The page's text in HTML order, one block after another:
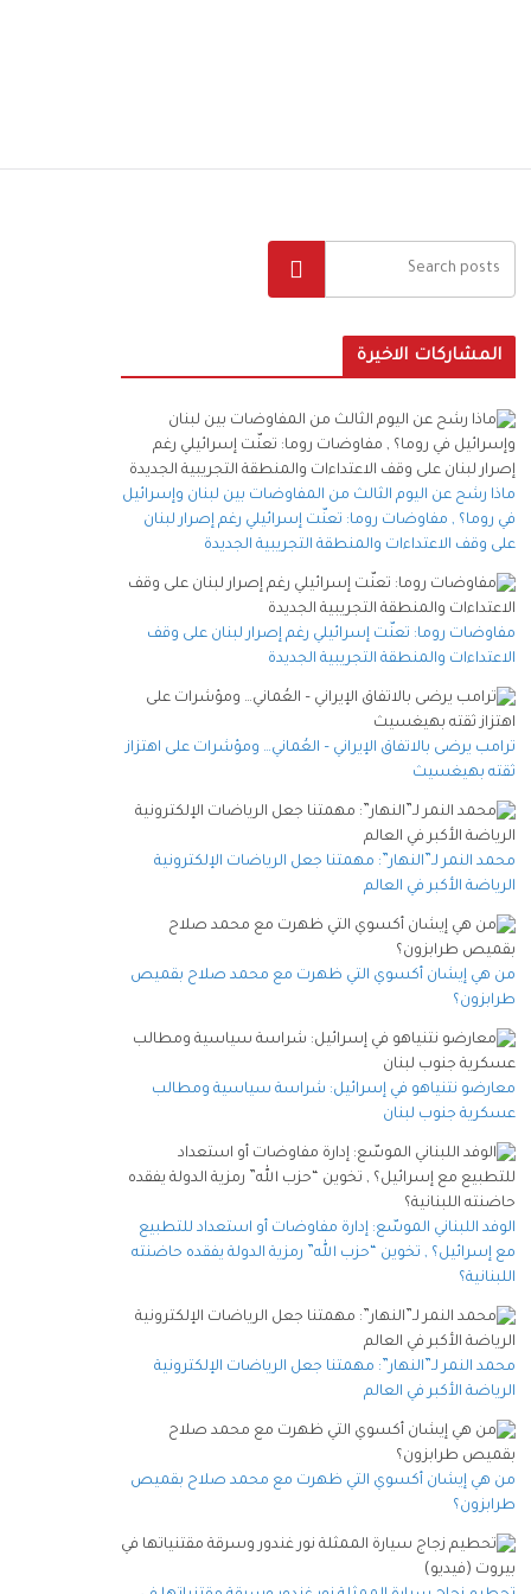
المشاركات الاخيرة
ماذا رشح عن اليوم الثالث من المفاوضات بين لبنان وإسرائيل
في روما؟ , مفاوضات روما: تعنّت إسرائيلي رغم إصرار لبنان
على وقف الاعتداءات والمنطقة التجريبية الجديدة
مفاوضات روما: تعنّت إسرائيلي رغم إصرار لبنان على وقف
الاعتداءات والمنطقة التجريبية الجديدة
ترامب يرضى بالاتفاق الإيراني – العُماني… ومؤشرات على اهتزاز
ثقته بهيغسيث
محمد النمر لـ”النهار”: مهمتنا جعل الرياضات الإلكترونية
الرياضة الأكبر في العالم
من هي إيشان أكسوي التي ظهرت مع محمد صلاح بقميص
طرابزون؟
معارضو نتنياهو في إسرائيل: شراسة سياسية ومطالب
عسكرية جنوب لبنان
الوفد اللبناني الموسّع: إدارة مفاوضات أو استعداد للتطبيع
مع إسرائيل؟ , تخوين “حزب الله” رمزية الدولة يفقده حاضنته
اللبنانية؟
محمد النمر لـ”النهار”: مهمتنا جعل الرياضات الإلكترونية
الرياضة الأكبر في العالم
من هي إيشان أكسوي التي ظهرت مع محمد صلاح بقميص
طرابزون؟